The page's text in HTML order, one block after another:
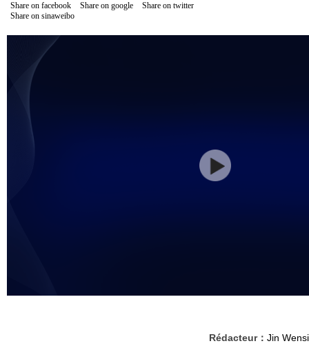
Share on facebook Share on google
Share on twitter
Share on sinaweibo
Rédacteur： Jin Wensi